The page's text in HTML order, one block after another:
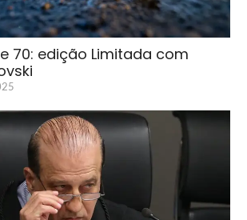
70: edição Limitada com